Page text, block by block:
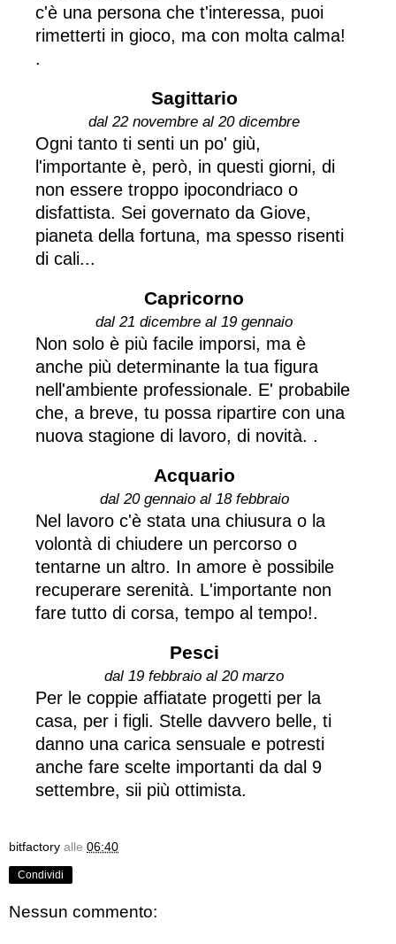
c'è una persona che t'interessa, puoi
rimetterti in gioco, ma con molta calma!
.
Sagittario
dal 22 novembre al 20 dicembre
Ogni tanto ti senti un po' giù,
l'importante è, però, in questi giorni, di
non essere troppo ipocondriaco o
disfattista. Sei governato da Giove,
pianeta della fortuna, ma spesso risenti
di cali...
Capricorno
dal 21 dicembre al 19 gennaio
Non solo è più facile imporsi, ma è
anche più determinante la tua figura
nell'ambiente professionale. E' probabile
che, a breve, tu possa ripartire con una
nuova stagione di lavoro, di novità. .
Acquario
dal 20 gennaio al 18 febbraio
Nel lavoro c'è stata una chiusura o la
volontà di chiudere un percorso o
tentarne un altro. In amore è possibile
recuperare serenità. L'importante non
fare tutto di corsa, tempo al tempo!.
Pesci
dal 19 febbraio al 20 marzo
Per le coppie affiatate progetti per la
casa, per i figli. Stelle davvero belle, ti
danno una carica sensuale e potresti
anche fare scelte importanti da dal 9
settembre, sii più ottimista.
bitfactory alle 06:40
Condividi
Nessun commento: